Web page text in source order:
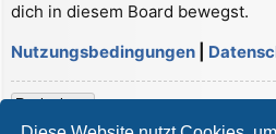
dich in diesem Board bewegst.
Nutzungsbedingungen
Registrieren